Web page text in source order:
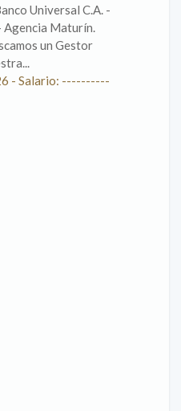
Universal C.A. -
Maturín.
un Gestor
- Salario: ----------